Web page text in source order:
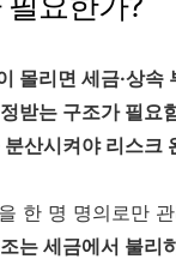
몰리면 세금·상속
받는 구조가 필요
산시켜야 리스크
한 명 명의로만
는 세금에서 불리